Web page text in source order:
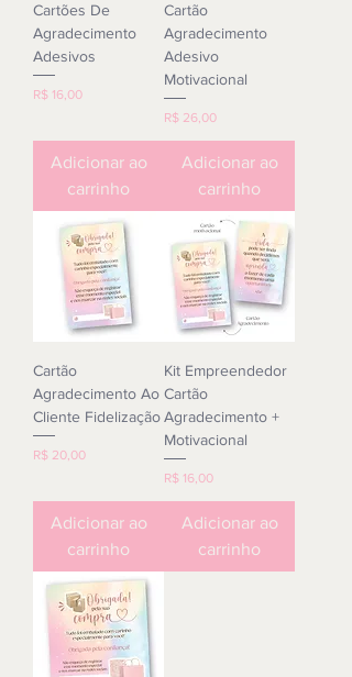
Cartões De
Agradecimento
Adesivos
Preço
R$ 16,00
Adicionar ao
carrinho
Cartão
Agradecimento
Adesivo
Motivacional
Preço
R$ 26,00
Adicionar ao
carrinho
Cartão
Agradecimento Ao
Cliente Fidelização
Preço
R$ 20,00
Adicionar ao
carrinho
Kit Empreendedor
Cartão
Agradecimento +
Motivacional
Preço
R$ 16,00
Adicionar ao
carrinho